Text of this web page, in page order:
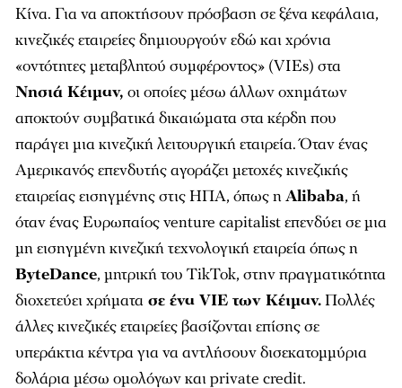
Κίνα. Για να αποκτήσουν πρόσβαση σε ξένα κεφάλαια,
κινεζικές εταιρείες δημιουργούν εδώ και χρόνια
«οντότητες μεταβλητού συμφέροντος» (VIEs) στα
Νησιά Κέιμαν, οι οποίες μέσω άλλων οχημάτων
αποκτούν συμβατικά δικαιώματα στα κέρδη που
παράγει μια κινεζική λειτουργική εταιρεία. Όταν ένας
Αμερικανός επενδυτής αγοράζει μετοχές κινεζικής
εταιρείας εισηγμένης στις ΗΠΑ, όπως ηAlibaba, ή
όταν ένας Ευρωπαίος venture capitalist επενδύει σε μια
μη εισηγμένη κινεζική τεχνολογική εταιρεία όπως η
ByteDance, μητρική του TikTok, στην πραγματικότητα
διοχετεύει χρήματα σε ένα VIE των Κέιμαν.Πολλές
άλλες κινεζικές εταιρείες βασίζονται επίσης σε
υπεράκτια κέντρα για να αντλήσουν δισεκατομμύρια
δολάρια μέσω ομολόγων και private credit.